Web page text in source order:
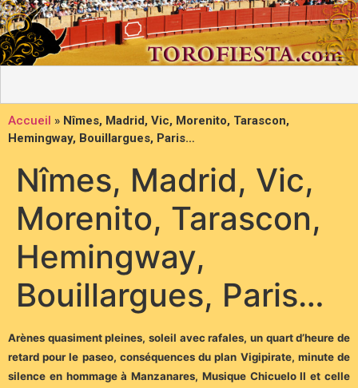
Accueil » Nîmes, Madrid, Vic, Morenito, Tarascon,
Hemingway, Bouillargues, Paris…
Nîmes, Madrid, Vic,
Morenito, Tarascon,
Hemingway,
Bouillargues, Paris…
Arènes quasiment pleines, soleil avec rafales, un quart d’heure de
retard pour le paseo, conséquences du plan Vigipirate, minute de
silence en hommage à Manzanares, Musique Chicuelo II et celle